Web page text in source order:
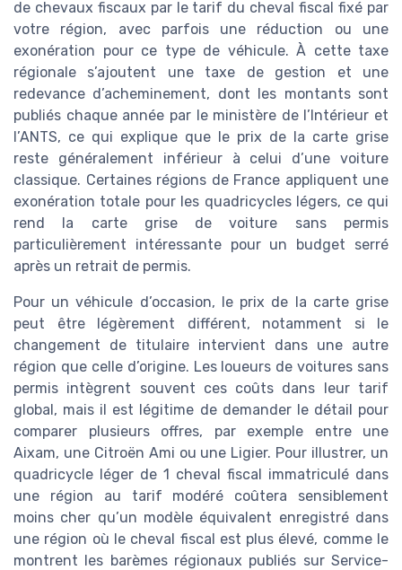
de chevaux fiscaux par le tarif du cheval fiscal fixé par
votre région, avec parfois une réduction ou une
exonération pour ce type de véhicule. À cette taxe
régionale s’ajoutent une taxe de gestion et une
redevance d’acheminement, dont les montants sont
publiés chaque année par le ministère de l’Intérieur et
l’ANTS, ce qui explique que le prix de la carte grise
reste généralement inférieur à celui d’une voiture
classique. Certaines régions de France appliquent une
exonération totale pour les quadricycles légers, ce qui
rend la carte grise de voiture sans permis
particulièrement intéressante pour un budget serré
après un retrait de permis.
Pour un véhicule d’occasion, le prix de la carte grise
peut être légèrement différent, notamment si le
changement de titulaire intervient dans une autre
région que celle d’origine. Les loueurs de voitures sans
permis intègrent souvent ces coûts dans leur tarif
global, mais il est légitime de demander le détail pour
comparer plusieurs offres, par exemple entre une
Aixam, une Citroën Ami ou une Ligier. Pour illustrer, un
quadricycle léger de 1 cheval fiscal immatriculé dans
une région au tarif modéré coûtera sensiblement
moins cher qu’un modèle équivalent enregistré dans
une région où le cheval fiscal est plus élevé, comme le
montrent les barèmes régionaux publiés sur Service-